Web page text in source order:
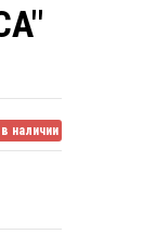
наличии